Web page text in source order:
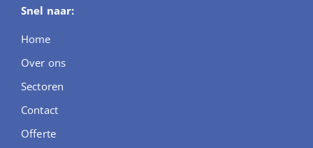
Snel naar:
Home
Over ons
Sectoren
Contact
Offerte